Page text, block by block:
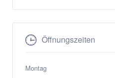
Öffnungszeiten
Montag